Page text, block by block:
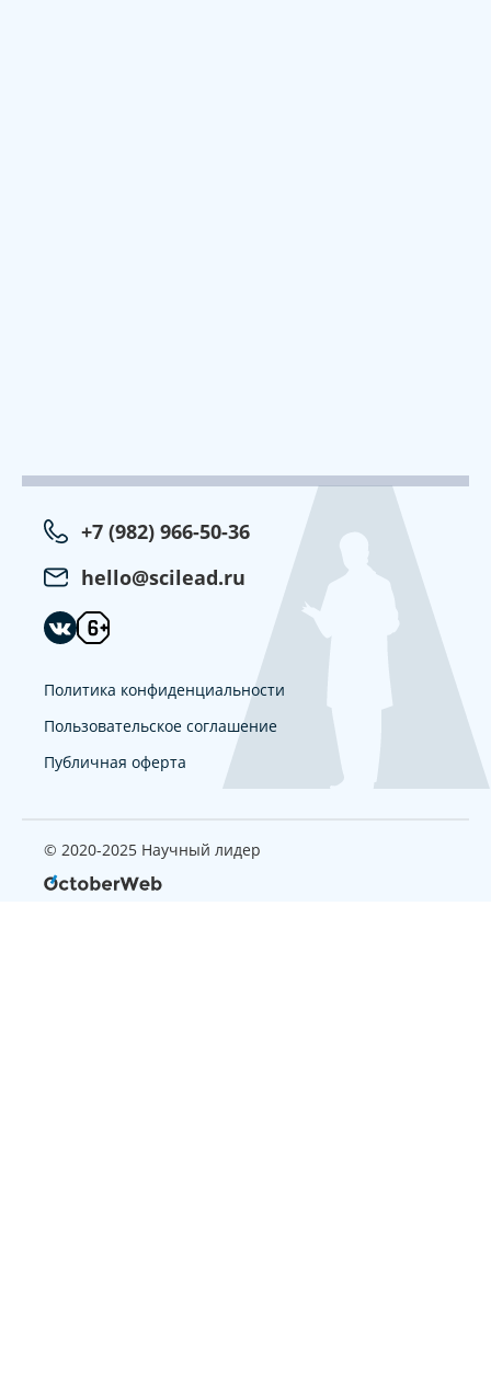
+7 (982) 966-50-36
hello@scilead.ru
Политика конфиденциальности
Пользовательское соглашение
Публичная оферта
© 2020-2025 Научный лидер